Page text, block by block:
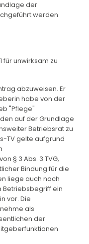
der
werden
für unwirksam zu
abzuweisen. Er
habe von der
"Pflege"
auf der Grundlage
Betriebsrat zu
TV gelte aufgrund
§ 3 Abs. 3 TVG,
Bindung für die
liege auch nach
ein
vor. Die
als
der